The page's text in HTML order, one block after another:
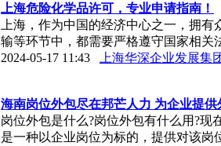
上海危险化学品许可，专业申请指南！
上海，作为中国的经济中心之一，拥
输等环节中，都需要严格遵守国家相关
2024-05-17 11:43
上海华深企业发展集
海南岗位外包尽在邦芒人力 为企业提
岗位外包是什么?岗位外包有什么用?
是一种以企业岗位为标的，提供对该岗